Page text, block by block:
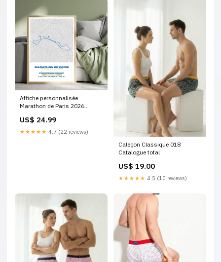
Affiche personnalisée
Marathon de Paris 2026
US$ 24.99
★★★★★ 4.7 (22 reviews)
Caleçon Classique 018
Catalogue total
US$ 19.00
★★★★★ 4.5 (10 reviews)